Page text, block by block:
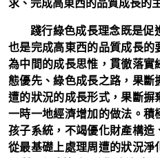
求、完成高東西的品質成長的
踐行綠色成長理念既是促
也是完成高東西的品質成長
為中間的成長思惟，貫徹落
態優先、綠色成長之路，果斷
遭的狀況的成長形式，果斷
一時一地經濟增加的做法。
孩子系統，不竭優化財產構造
從最基礎上處理周遭的狀況